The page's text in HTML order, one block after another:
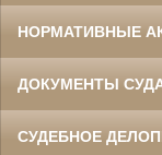
НОРМАТИВНЫЕ
ДОКУМЕНТЫ
СУДЕБНОЕ